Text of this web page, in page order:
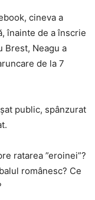
cineva a
înainte de a înscrie
Brest, Neagu a
de la 7
public, spânzurat
ratarea ”eroinei”?
românesc? Ce